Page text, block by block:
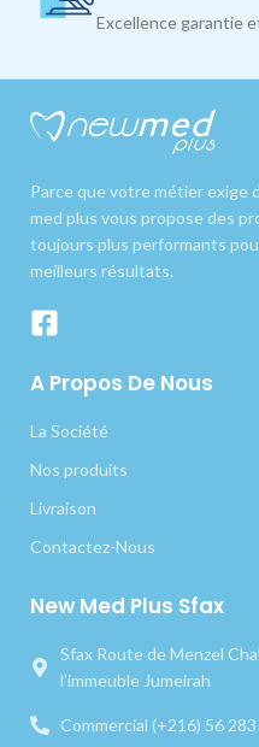
Excellence garantie
Parce que votre métier exige
med plus vous propose des
toujours plus performants
meilleurs résultats.
A Propos De Nous
La Société
Nos produits
Livraison
Contactez-Nous
New Med Plus Sfax
Sfax Route de Menzel
l’immeuble Jumeirah
Commercial (+216) 56